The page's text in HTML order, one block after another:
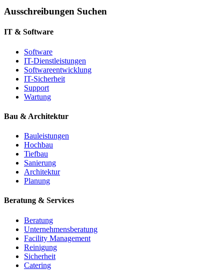
Ausschreibungen Suchen
IT & Software
Software
IT-Dienstleistungen
Softwareentwicklung
IT-Sicherheit
Support
Wartung
Bau & Architektur
Bauleistungen
Hochbau
Tiefbau
Sanierung
Architektur
Planung
Beratung & Services
Beratung
Unternehmensberatung
Facility Management
Reinigung
Sicherheit
Catering